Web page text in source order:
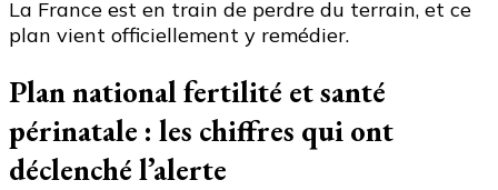
La France est en train de perdre du terrain, et ce
plan vient officiellement y remédier.
Plan national fertilité et santé
périnatale : les chiffres qui ont
déclenché l’alerte